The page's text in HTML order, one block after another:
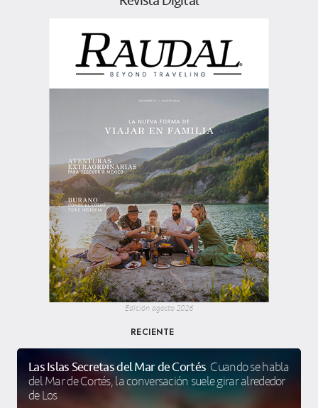
Edición agosto 2026
RECIENTE
Las Islas Secretas del Mar de Cortés Cuando se habla
del Mar de Cortés, la conversación suele girar alrededor
de Los